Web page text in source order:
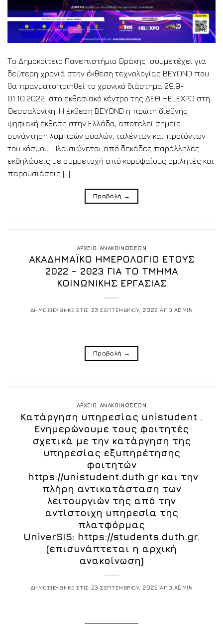
Το Δημοκρίτειο Πανεπιστήμιο Θράκης συμμετέχει για
δεύτερη χρονιά στην έκθεση τεχνολογίας BEYOND που
θα πραγματοποιηθεί το χρονικό διάστημα 29.9-
01.10.2022 στο εκθεσιακό κέντρο της ΔΕΘ HELEXPO στη
Θεσσαλονίκη. Η έκθεση BEYOND η πρώτη διεθνής
ψηφιακή έκθεση στην Ελλάδα, αποτελεί σημείο
συνάντηση λαμπρών μυαλών, ταλέντων και προϊόντων
του κόσμου. Πλαισιώνεται από δεκάδες παράλληλες
εκδηλώσεις με συμμετοχή από κορυφαίους ομιλητές και
παρουσιάσεις […]
Προβολή →
ΑΡΧΕΙΟ ΑΝΑΚΟΙΝΩΣΕΩΝ
ΑΚΑΔΗΜΑΪΚΟ ΗΜΕΡΟΛΟΓΙΟ ΕΤΟΥΣ
2022 – 2023 ΓΙΑ ΤΟ ΤΜΗΜΑ
ΚΟΙΝΩΝΙΚΗΣ ΕΡΓΑΣΙΑΣ
ΔΗΜΟΣΙΕΥΘΗΚΕ ΣΤΙΣ 23 ΣΕΠΤΕΜΒΡΙΟΥ, 2022 ΑΠΟ ADMIN
Προβολή →
ΑΡΧΕΙΟ ΑΝΑΚΟΙΝΩΣΕΩΝ
Κατάργηση υπηρεσίας unistudent .
Ενημερώνουμε τους φοιτητές
σχετικά με την κατάργηση της
υπηρεσίας εξυπηρέτησης
φοιτητών
https://unistudent.duth.gr και την
πλήρη αντικατάσταση των
λειτουργιών της από την
αντίστοιχη υπηρεσία της
πλατφόρμας
UniverSIS: https://students.duth.gr.
(επισυνάπτεται η αρχική
ανακοίνωση)
ΔΗΜΟΣΙΕΥΘΗΚΕ ΣΤΙΣ 23 ΣΕΠΤΕΜΒΡΙΟΥ, 2022 ΑΠΟ ADMIN